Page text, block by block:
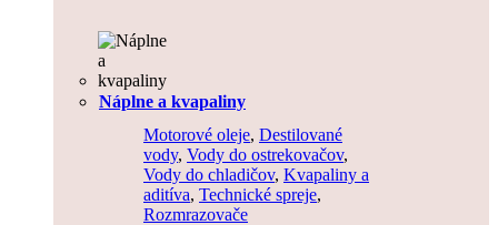
Náplne a kvapaliny
Motorové oleje, Destilované
vody, Vody do ostrekovačov,
Vody do chladičov, Kvapaliny a
aditíva, Technické spreje,
Rozmrazovače